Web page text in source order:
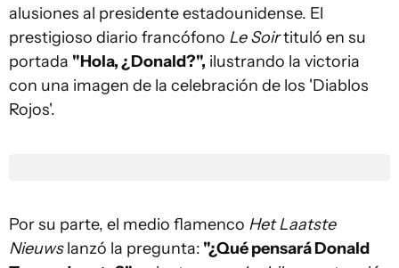
alusiones al presidente estadounidense. El
prestigioso diario francófono Le Soirtituló en su
portada "Hola, ¿Donald?", ilustrando la victoria
con una imagen de la celebración de los 'Diablos
Rojos'.
Por su parte, el medio flamenco Het Laatste
Nieuwslanzó la pregunta: "¿Qué pensará Donald